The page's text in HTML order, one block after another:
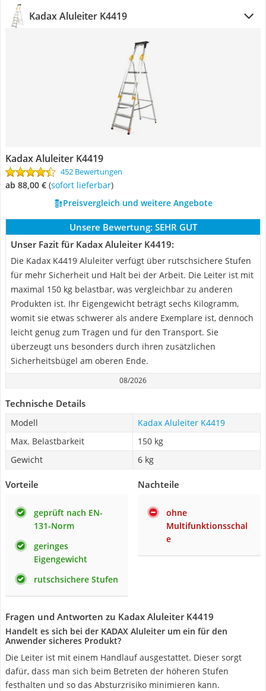
Kadax Aluleiter K4419
Kadax Aluleiter K4419
452 Bewertungen
ab 88,00 € ( Sofort lieferbar)
Preisvergleich und weitere Angebote
Unsere Bewertung: SEHR GUT
Unser Fazit für Kadax Aluleiter K4419:
Die Kadax K4419 Aluleiter verfügt über rutschsichere Stufen
für mehr Sicherheit und Halt bei der Arbeit. Die Leiter ist mit
maximal 150 kg belastbar, was vergleichbar zu anderen
Produkten ist. Ihr Eigengewicht beträgt sechs Kilogramm,
womit sie etwas schwerer als andere Exemplare ist, dennoch
leicht genug zum Tragen und für den Transport. Sie
überzeugt uns besonders durch ihren zusätzlichen
Sicherheitsbügel am oberen Ende.
08/2026
Technische Details
Modell
Kadax Aluleiter K4419
Max. Belastbarkeit
150 kg
Gewicht
6 kg
Vorteile
geprüft nach EN-
131-Norm
geringes
Eigengewicht
rutschsichere Stufen
Nachteile
ohne
Multifunktionsschal
e
Fragen und Antworten zu Kadax Aluleiter K4419
Handelt es sich bei der KADAX Aluleiter um ein für den
Anwender sicheres Produkt?
Die Leiter ist mit einem Handlauf ausgestattet. Dieser sorgt
dafür, dass man sich beim Betreten der höheren Stufen
festhalten und so das Absturzrisiko minimieren kann.